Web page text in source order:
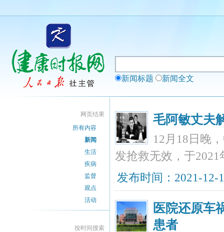
新闻标题 新闻全文
网页结果
所有内容
新闻
生活
疾病
监督
观点
活动
按时间搜索
毛阿敏丈夫
12月18日晚
发抢救无效，于
发布时间：2021-
医院还原车
患者